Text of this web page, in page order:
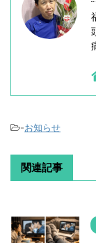
-お知らせ
関連記事